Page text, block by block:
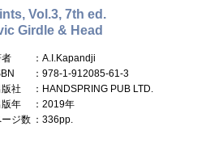
Vol.3, 7th ed.
Girdle & Head
：A.I.Kapandji
：978-1-912085-61-3
社
：HANDSPRING PUB LTD.
版年
：2019年
ージ数 ：336pp.